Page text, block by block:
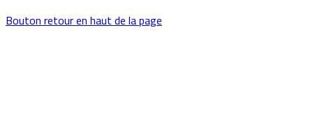
Bouton retour en haut de la page